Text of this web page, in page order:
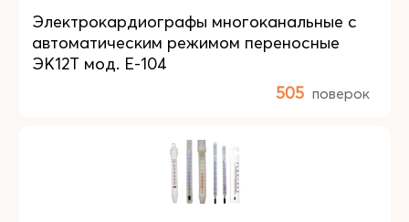
Электрокардиографы многоканальные с
автоматическим режимом переносные
ЭК12Т мод. Е-104
505 поверок